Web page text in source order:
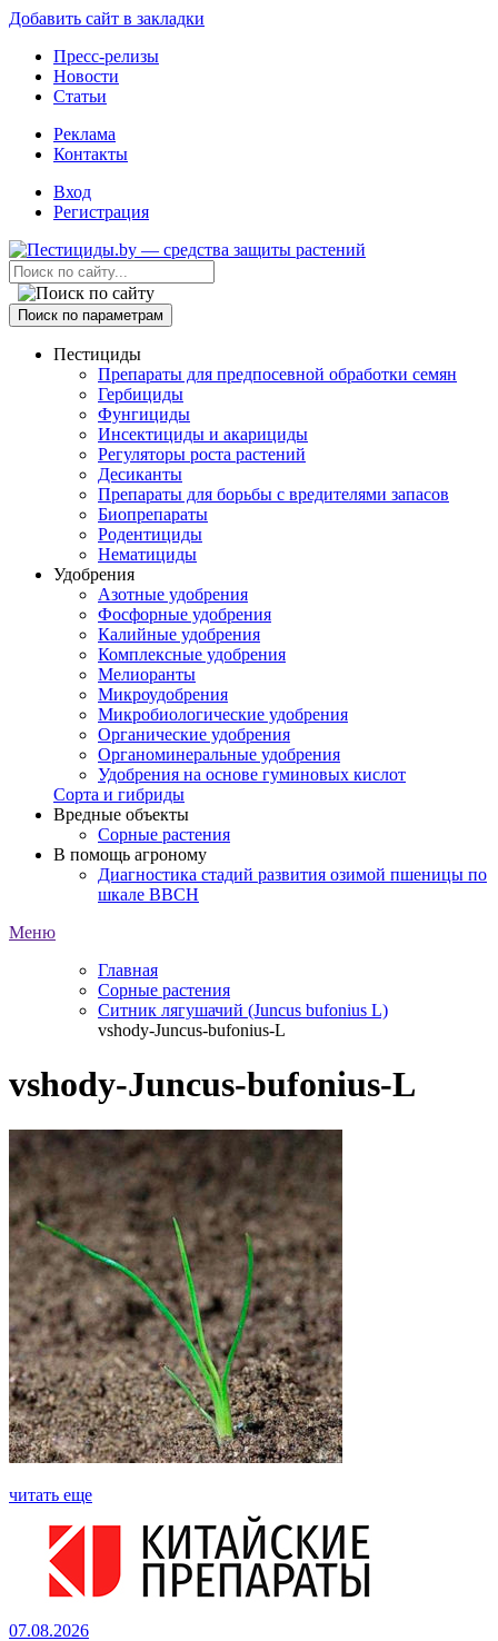
Добавить сайт в закладки
Пресс-релизы
Новости
Статьи
Реклама
Контакты
Вход
Регистрация
Поиск по параметрам
Пестициды
Препараты для предпосевной обработки семян
Гербициды
Фунгициды
Инсектициды и акарициды
Регуляторы роста растений
Десиканты
Препараты для борьбы с вредителями запасов
Биопрепараты
Родентициды
Нематициды
Удобрения
Азотные удобрения
Фосфорные удобрения
Калийные удобрения
Комплексные удобрения
Мелиоранты
Микроудобрения
Микробиологические удобрения
Органические удобрения
Органоминеральные удобрения
Удобрения на основе гуминовых кислот
Сорта и гибриды
Вредные объекты
Сорные растения
В помощь агроному
Диагностика стадий развития озимой пшеницы по
шкале ВВСН
Меню
Главная
Сорные растения
Ситник лягушачий (Juncus bufonius L)
vshody-Juncus-bufonius-L
vshody-Juncus-bufonius-L
читать еще
07.08.2026